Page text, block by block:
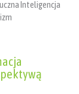
Inteligencja